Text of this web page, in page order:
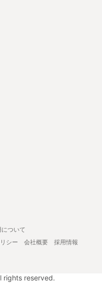
ついて
シー 会社概要
採用情報
rights reserved.